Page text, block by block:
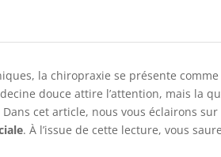
la chiropraxie se présente
douce attire l’attention, mais la
cet article, nous vous éclairons
. À l’issue de cette lecture, vous